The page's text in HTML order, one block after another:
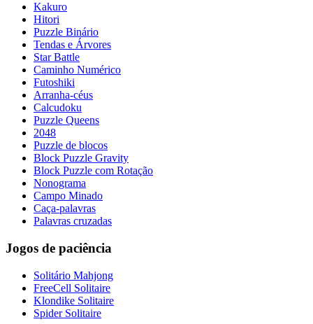
Kakuro
Hitori
Puzzle Binário
Tendas e Árvores
Star Battle
Caminho Numérico
Futoshiki
Arranha-céus
Calcudoku
Puzzle Queens
2048
Puzzle de blocos
Block Puzzle Gravity
Block Puzzle com Rotação
Nonograma
Campo Minado
Caça-palavras
Palavras cruzadas
Jogos de paciência
Solitário Mahjong
FreeCell Solitaire
Klondike Solitaire
Spider Solitaire